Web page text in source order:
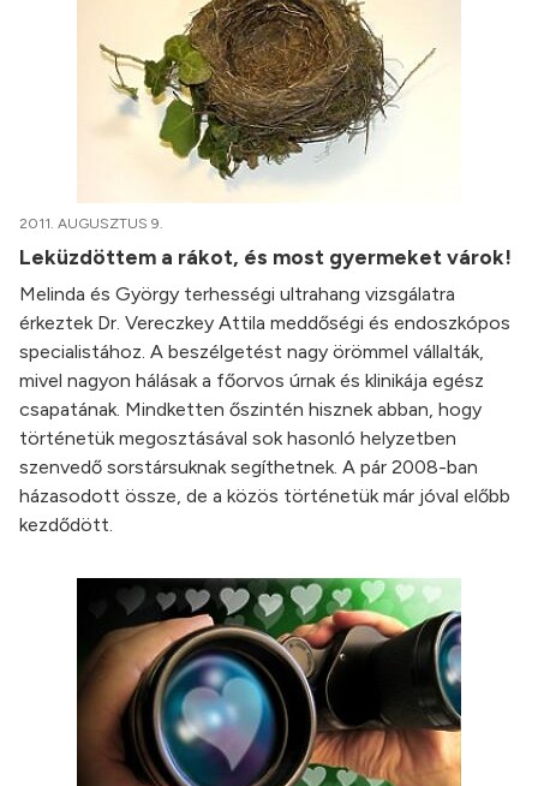
2011. AUGUSZTUS 9.
Leküzdöttem a rákot, és most gyermeket várok!
Melinda és György terhességi ultrahang vizsgálatra
érkeztek Dr. Vereczkey Attila meddőségi és endoszkópos
specialistához. A beszélgetést nagy örömmel vállalták,
mivel nagyon hálásak a főorvos úrnak és klinikája egész
csapatának. Mindketten őszintén hisznek abban, hogy
történetük megosztásával sok hasonló helyzetben
szenvedő sorstársuknak segíthetnek. A pár 2008-ban
házasodott össze, de a közös történetük már jóval előbb
kezdődött.